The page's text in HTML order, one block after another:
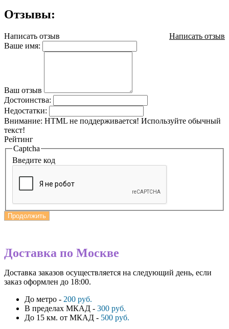
Отзывы:
Написать отзыв
Написать отзыв
Ваше имя:
Ваш отзыв
Достоинства:
Недостатки:
Внимание: HTML не поддерживается! Используйте обычный
текст!
Рейтинг
Captcha
Введите код
Продолжить
Доставка по Москве
Доставка заказов осуществляется на следующий день, если
заказ оформлен до 18:00.
До метро - 200 руб.
В пределах МКАД - 300 руб.
До 15 км. от МКАД - 500 руб.